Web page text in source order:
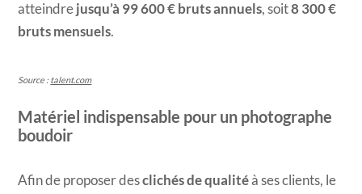
atteindre jusqu’à 99 600 € bruts annuels, soit8 300 €
bruts mensuels.
Source : talent.com
Matériel indispensable pour un photographe
boudoir
Afin de proposer desclichés de qualitéà ses clients, le